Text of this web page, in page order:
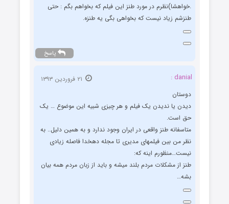
.خواهشا)نظرم در مورد طنز این فیلم که بخواهم بگم : حتی
طنزشم زیاد نیست که بخواهی بگی یه طنزه.
پاسخ
danial :
دوستان
دیدن یا ندیدن یک فیلم و هر چیزی شبیه این موضوع … یک
حق است.
متاسفانه طنز واقعی در ایران وجود ندارد و به همین دلیل.. به
نظر من بین فیلمهای مدیری تا مجله دهخدا فاصله زیادی
نیست…منظورم اینه که:
طنز از مشکلات مردم بلند میشه و باید از زبان مردم همه بیان
بشه…